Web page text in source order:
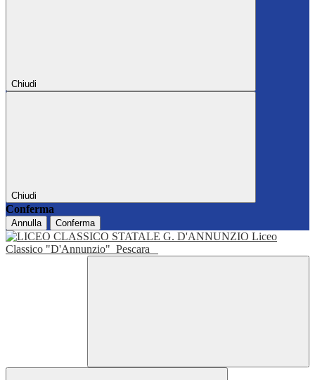
Chiudi
Chiudi
Conferma
Annulla Conferma
Liceo
Classico "D'Annunzio" Pescara